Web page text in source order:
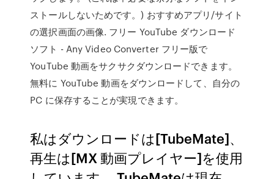
ストールしないためです。) おすすめアプリ/サイト
の選択画面の画像. フリー YouTube ダウンロード
ソフト - Any Video Converter フリー版で
YouTube 動画をサクサクダウンロードできます。
無料に YouTube 動画をダウンロードして、自分の
PC に保存することが実現できます。
私はダウンロードは[TubeMate]、
再生は[MX 動画プレイヤー]を使用